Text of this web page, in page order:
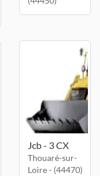
Jcb - 3 CX
Thouaré-sur-
Loire - (44470)